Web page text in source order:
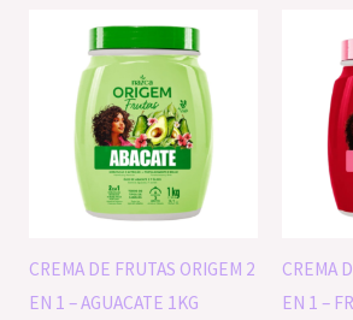
CREMA DE FRUTAS ORIGEM 2
EN 1 – AGUACATE 1KG
CREMA
EN 1 –